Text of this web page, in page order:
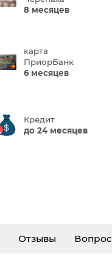
8 месяцев
карта
ПриорБанк
6 месяцев
Кредит
до 24 месяцев
Отзывы